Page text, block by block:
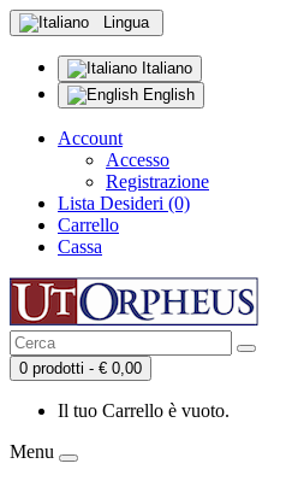
Lingua
Italiano
English
Account
Accesso
Registrazione
Lista Desideri (0)
Carrello
Cassa
0 prodotti - € 0,00
Il tuo Carrello è vuoto.
Menu